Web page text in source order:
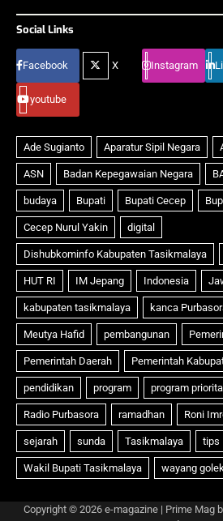
Social Links
Facebook X Instagram
youtube
Copyright © 2026 e-magazine| Prime Mag